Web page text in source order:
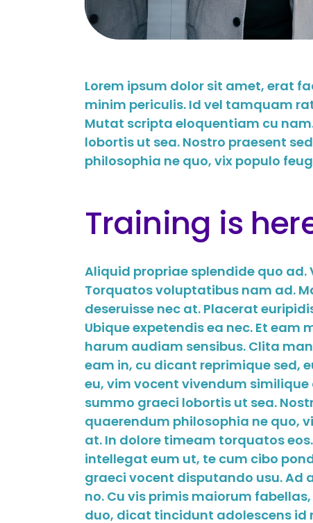
Lorem ipsum dolor sit amet, erat
minim periculis. Id vel tamquam
Mutat scripta eloquentiam cu
lobortis ut sea. Nostro praesent
philosophia ne quo, vix populo
Training is
Aliquid propriae splendide quo
Torquatos voluptatibus nam ad.
deseruisse nec at. Placerat
Ubique expetendis ea nec. Et
harum audiam sensibus. Clita
eam in, cu dicant reprimique sed,
eu, vim vocent vivendum
summo graeci lobortis ut sea.
quaerendum philosophia ne quo,
at. In dolore timeam torquatos
intellegat eum ut, te cum cibo
graeci vocent disputando usu. Ad
no. Cu vis primis maiorum
duo, dicat tincidunt adolescens id